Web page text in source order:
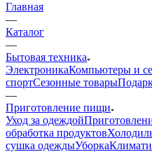
Главная
—
Каталог
—
Бытовая техника
ЭлектроникаКомпьютеры и
спортСезонные товары
—
Приготовление пищи
Уход за одеждой
обработка продуктов
сушка одеждыУборка